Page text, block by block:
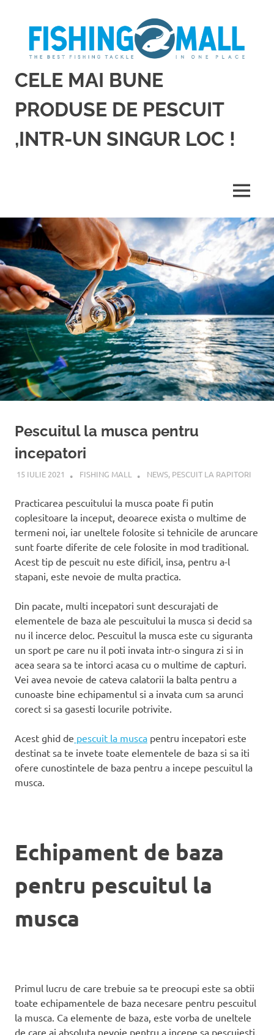
conținut
CELE MAI BUNE
PRODUSE DE PESCUIT
,INTR-UN SINGUR LOC !
pescuit,
intr-
un
singur
loc
!
MENU
Pescuitul la musca pentru
incepatori
15 IULIE 2021 FISHING MALL NEWS, PESCUIT LA RAPITORI
Practicarea pescuitului la musca poate fi putin
coplesitoare la inceput, deoarece exista o multime de
termeni noi, iar uneltele folosite si tehnicile de aruncare
sunt foarte diferite de cele folosite in mod traditional.
Acest tip de pescuit nu este dificil, insa, pentru a-l
stapani, este nevoie de multa practica.
Din pacate, multi incepatori sunt descurajati de
elementele de baza ale pescuitului la musca si decid sa
nu il incerce deloc. Pescuitul la musca este cu siguranta
un sport pe care nu il poti invata intr-o singura zi si in
acea seara sa te intorci acasa cu o multime de capturi.
Vei avea nevoie de cateva calatorii la balta pentru a
cunoaste bine echipamentul si a invata cum sa arunci
corect si sa gasesti locurile potrivite.
Acest ghid de pescuit la musca pentru incepatori este
destinat sa te invete toate elementele de baza si sa iti
ofere cunostintele de baza pentru a incepe pescuitul la
musca.
Echipament de baza
pentru pescuitul la
musca
Primul lucru de care trebuie sa te preocupi este sa obtii
toate echipamentele de baza necesare pentru pescuitul
la musca. Ca elemente de baza, este vorba de uneltele
de care ai absoluta nevoie pentru a incepe sa pescuiesti.